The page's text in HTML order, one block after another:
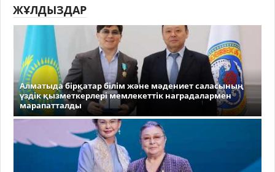
ЖҰЛДЫЗДАР
Алматыда бірқатар білім және мәдениет саласының
үздік қызметкерлері мемлекеттік наградалармен
марапатталды